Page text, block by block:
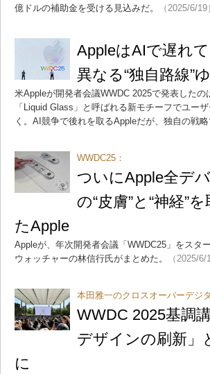
億ドルの補助金を受ける見込みだ。
（2025/6/19
AppleはAIで遅れ
異なる“独自路線”
米Appleが開発者会議WWDC 2025で発表した
「Liquid Glass」と呼ばれる新モチーフでユー
く。AI競争で後れを取るAppleだが、独自の戦略
WWDC25：
ついにApple全デ
の“皮膚”と“神経”
たApple
Appleが、年次開発者会議「WWDC25」をスタ
ウォッチャーの林信行氏がまとめた。
（2025/6/
本田雅一のクロスオーバーデジ
WWDC 2025基調
デザインの刷新」
に